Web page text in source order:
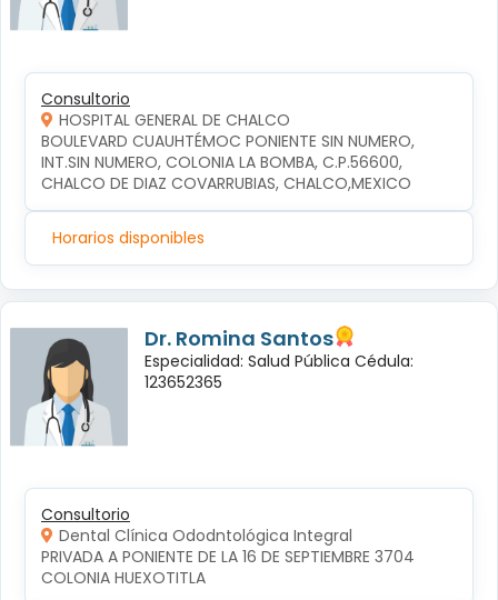
Consultorio
HOSPITAL GENERAL DE CHALCO
BOULEVARD CUAUHTÉMOC PONIENTE SIN NUMERO,
INT.SIN NUMERO, COLONIA LA BOMBA, C.P.56600,
CHALCO DE DIAZ COVARRUBIAS, CHALCO,MEXICO
Horarios disponibles
Dr. Romina Santos
Especialidad: Salud Pública Cédula:
123652365
Consultorio
Dental Clínica Ododntológica Integral
PRIVADA A PONIENTE DE LA 16 DE SEPTIEMBRE 3704
COLONIA HUEXOTITLA